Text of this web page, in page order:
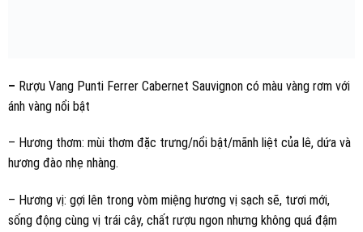
– Rượu Vang Punti Ferrer Cabernet Sauvignon có màu vàng rơm với
ánh vàng nổi bật
– Hương thơm: mùi thơm đặc trưng/nổi bật/mãnh liệt của lê, dứa và
hương đào nhẹ nhàng.
– Hương vị: gợi lên trong vòm miệng hương vị sạch sẽ, tươi mới,
sống động cùng vị trái cây, chất rượu ngon nhưng không quá đậm